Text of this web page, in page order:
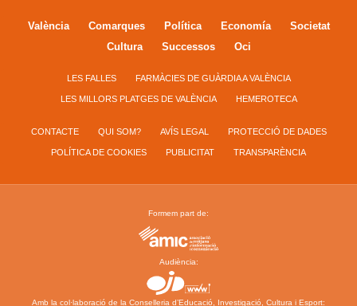
València Comarques Política Economía
Societat
Cultura
Successos Oci
LES FALLES FARMÀCIES DE GUÀRDIA A VALÈNCIA
LES MILLORS PLATGES DE VALÈNCIA HEMEROTECA
CONTACTE QUI SOM? AVÍS LEGAL PROTECCIÓ DE DADES
POLÍTICA DE COOKIES PUBLICITAT TRANSPARÈNCIA
Formem part de:
Audiència:
Amb la col·laboració de la Conselleria d’Educació, Investigació, Cultura i Esport: